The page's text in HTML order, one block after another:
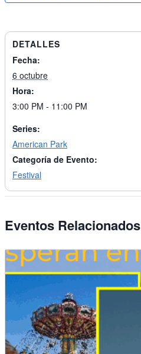
DETALLES
Fecha:
6 octubre
Hora:
3:00 PM - 11:00 PM
Series:
American Park
Categoría de Evento:
Festival
Eventos Relacionados